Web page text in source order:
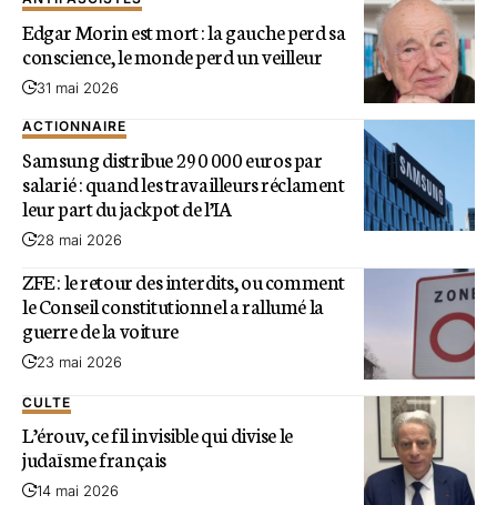
Edgar Morin est mort : la gauche perd sa
conscience, le monde perd un veilleur
31 mai 2026
ACTIONNAIRE
Samsung distribue 290 000 euros par
salarié : quand les travailleurs réclament
leur part du jackpot de l’IA
28 mai 2026
ZFE : le retour des interdits, ou comment
le Conseil constitutionnel a rallumé la
guerre de la voiture
23 mai 2026
CULTE
L’érouv, ce fil invisible qui divise le
judaïsme français
14 mai 2026